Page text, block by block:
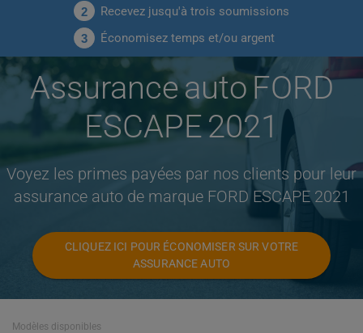
2 Recevez jusqu'à trois soumissions
3 Économisez temps et/ou argent
Assurance auto FORD
ESCAPE 2021
Voyez les primes payées par nos clients pour leur
assurance auto de marque FORD ESCAPE 2021
CLIQUEZ ICI POUR ÉCONOMISER SUR VOTRE
ASSURANCE AUTO
Modèles disponibles